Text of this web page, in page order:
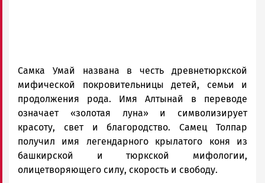
Самка Умай названа в честь древнетюркской
мифической покровительницы детей, семьи и
продолжения рода. Имя Алтынай в переводе
означает «золотая луна» и символизирует
красоту, свет и благородство. Самец Толпар
получил имя легендарного крылатого коня из
башкирской и тюркской мифологии,
олицетворяющего силу, скорость и свободу.